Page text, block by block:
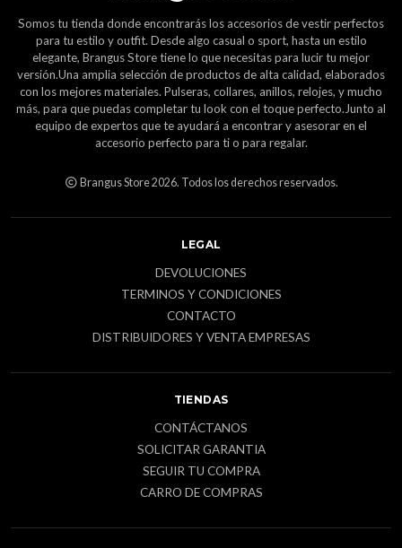
Somos tu tienda donde encontrarás los accesorios de vestir perfectos
para tu estilo y outfit. Desde algo casual o sport, hasta un estilo
elegante, Brangus Store tiene lo que necesitas para lucir tu mejor
versión.Una amplia selección de productos de alta calidad, elaborados
con los mejores materiales. Pulseras, collares, anillos, relojes, y mucho
más, para que puedas completar tu look con el toque perfecto.Junto al
equipo de expertos que te ayudará a encontrar y asesorar en el
accesorio perfecto para ti o para regalar.
Brangus Store 2026. Todos los derechos reservados.
LEGAL
DEVOLUCIONES
TERMINOS Y CONDICIONES
CONTACTO
DISTRIBUIDORES Y VENTA EMPRESAS
TIENDAS
CONTÁCTANOS
SOLICITAR GARANTIA
SEGUIR TU COMPRA
CARRO DE COMPRAS